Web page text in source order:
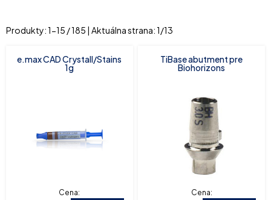
Produkty:1-15 /185 | Aktuálna strana:1/13
e.max CAD Crystall/Stains
1g
Cena:
TiBase abutment pre
Biohorizons
Cena: